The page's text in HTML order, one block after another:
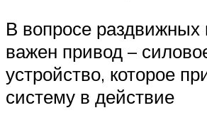
В вопросе раздвижных
важен привод –
устройство, которое
систему в действие